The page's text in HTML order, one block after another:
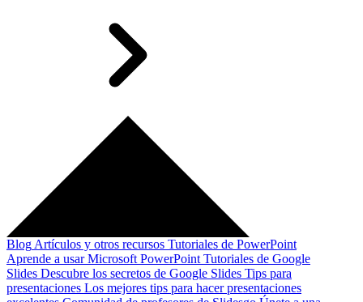
Blog Artículos y otros recursos Tutoriales de PowerPoint
Aprende a usar Microsoft PowerPoint Tutoriales de Google
Slides Descubre los secretos de Google Slides Tips para
presentaciones Los mejores tips para hacer presentaciones